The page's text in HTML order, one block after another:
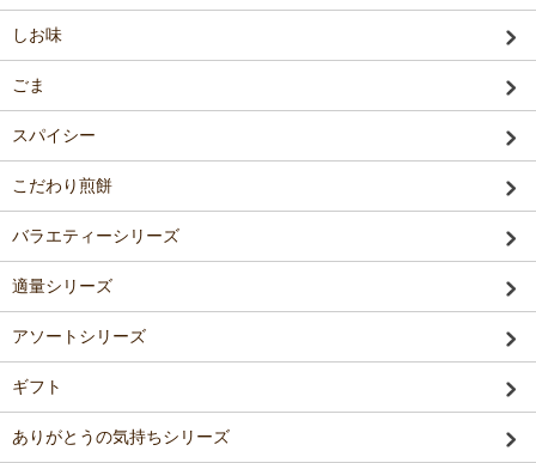
しお味
ごま
スパイシー
こだわり煎餅
バラエティーシリーズ
適量シリーズ
アソートシリーズ
ギフト
ありがとうの気持ちシリーズ